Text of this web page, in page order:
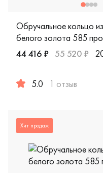
Обручальное кольцо
белого золота 585
44 416 ₽ 55 520 ₽
5.0 1 отзыв
Хит продаж